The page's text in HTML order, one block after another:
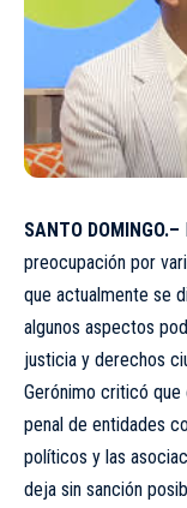
SANTO DOMINGO.–
preocupación por
que actualmente se
algunos aspectos
justicia y derechos
Gerónimo criticó que
penal de entidades
políticos y las
deja sin sanción